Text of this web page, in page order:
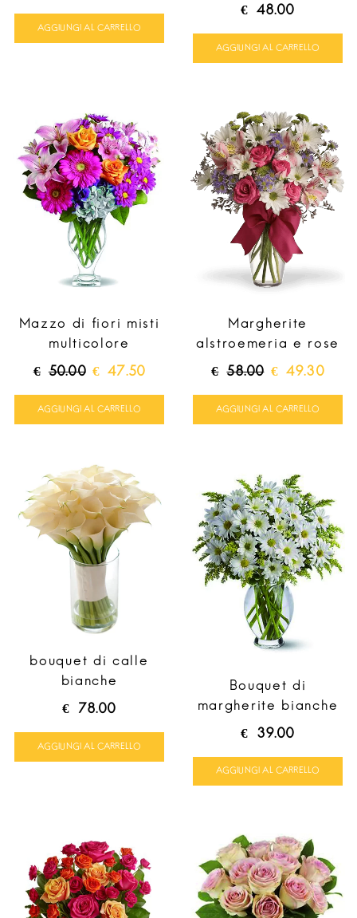
AGGIUNGI AL CARRELLO
€ 48.00
AGGIUNGI AL CARRELLO
Mazzo di fiori misti
multicolore
€ 50.00 Il
prezzo
originale
€ 47.50Il
prezzo
AGGIUNGI AL CARRELLO
Margherite
alstroemeria e rose
€ 58.00 Il
prezzo
originale
€ 49.30Il
AGGIUNGI AL CARRELLO
bouquet di calle
bianche
€ 78.00
AGGIUNGI AL CARRELLO
Bouquet di
margherite bianche
€ 39.00
AGGIUNGI AL CARRELLO